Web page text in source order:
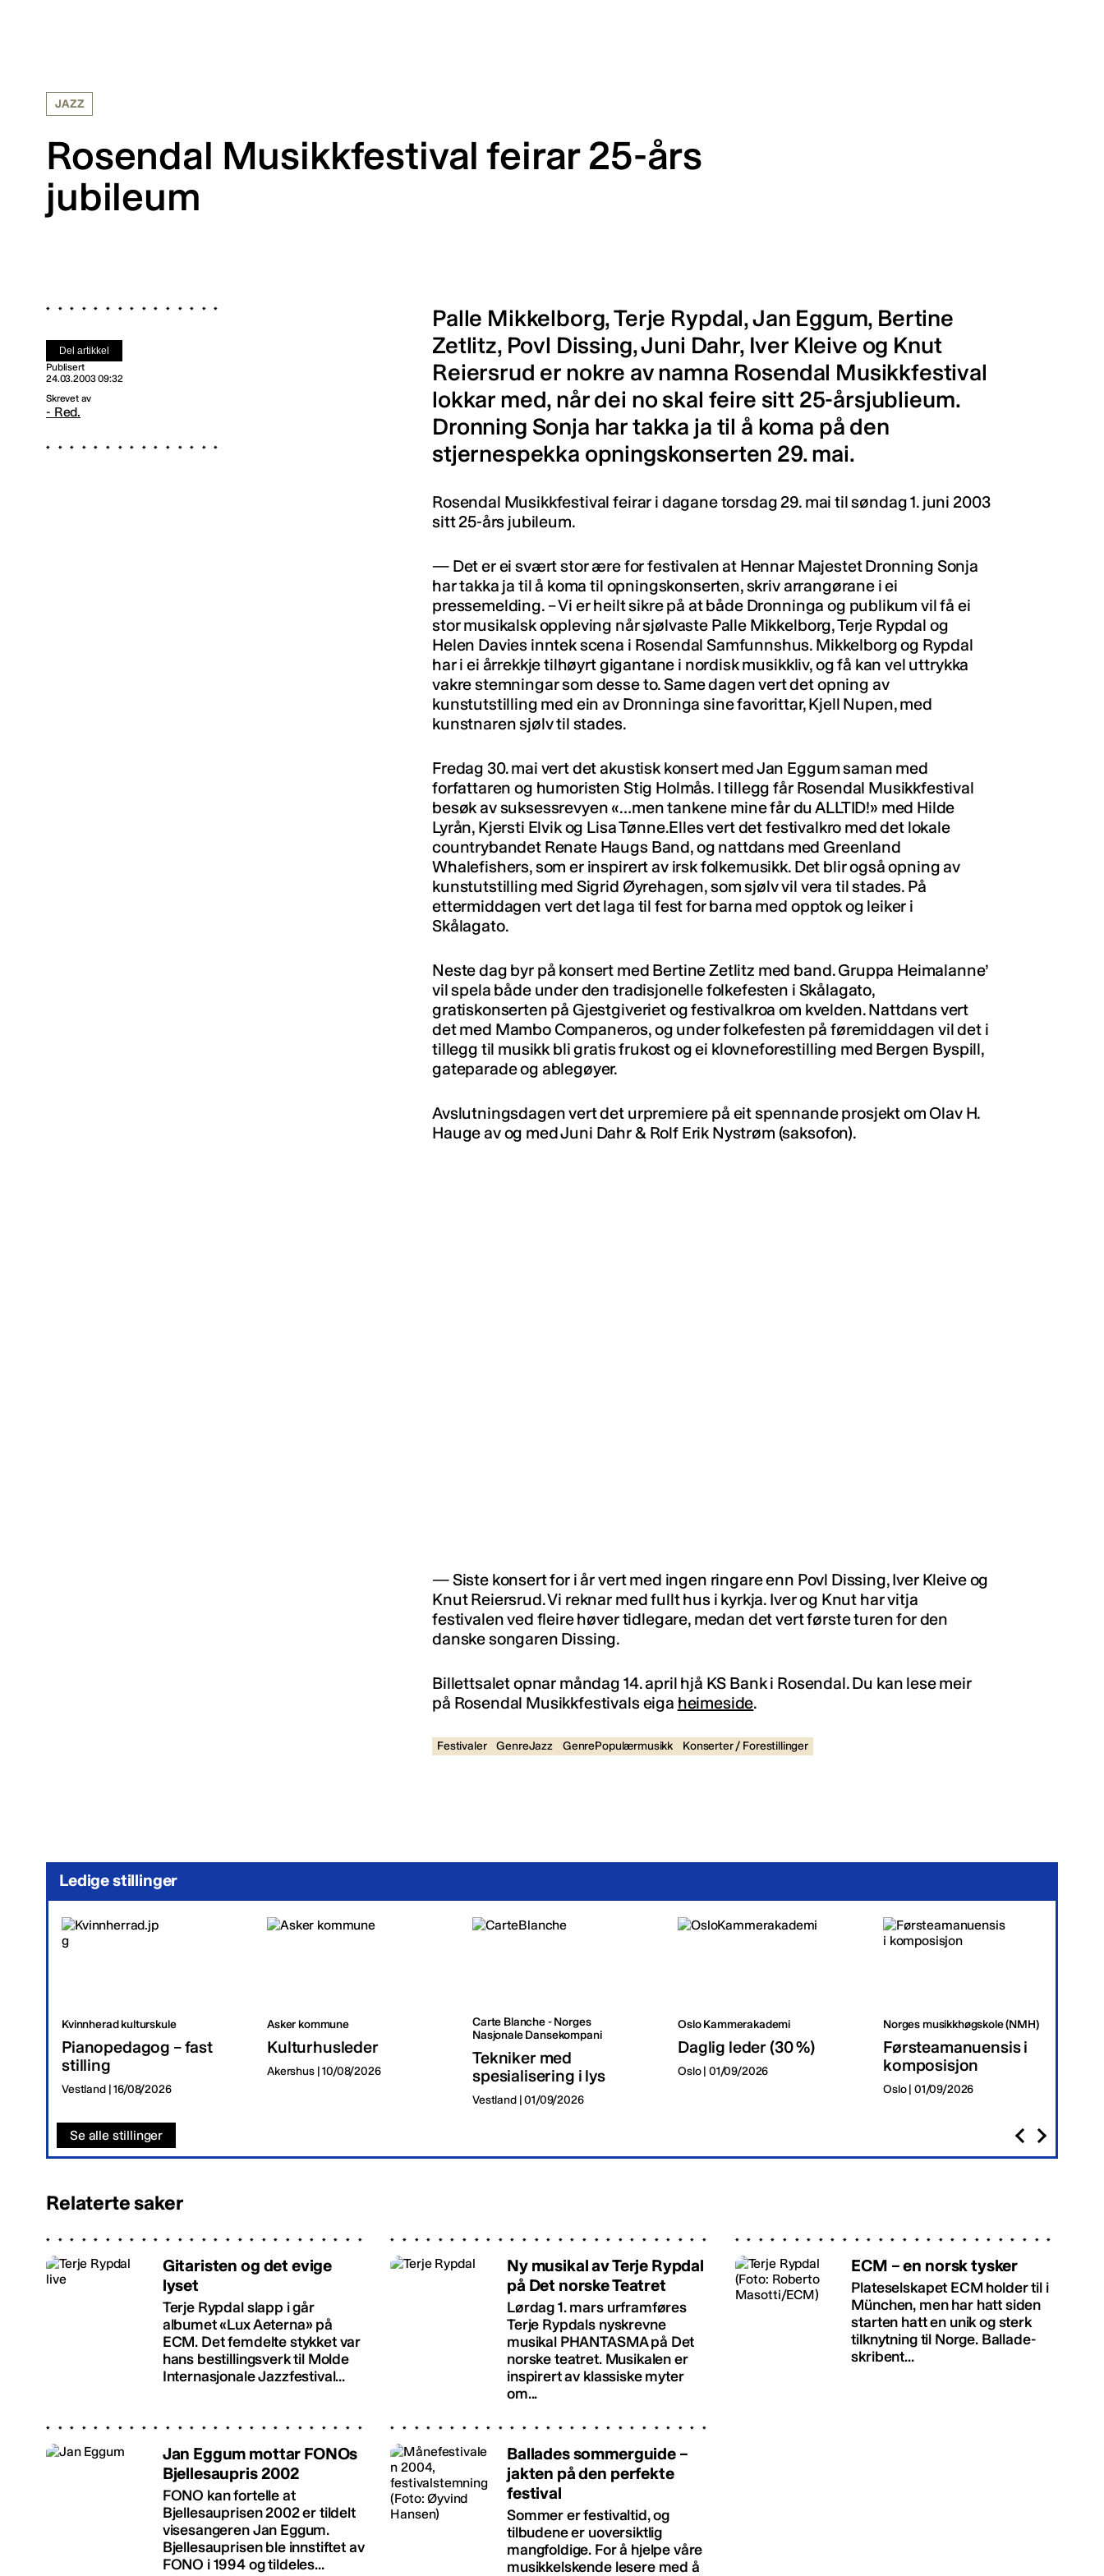
JAZZ
Rosendal Musikkfestival feirar 25-års
jubileum
Del artikkel
Publisert
24.03.2003 09:32
Skrevet av
- Red.
Palle Mikkelborg, Terje Rypdal, Jan Eggum, Bertine
Zetlitz, Povl Dissing, Juni Dahr, Iver Kleive og Knut
Reiersrud er nokre av namna Rosendal Musikkfestival
lokkar med, når dei no skal feire sitt 25-årsjublieum.
Dronning Sonja har takka ja til å koma på den
stjernespekka opningskonserten 29. mai.
Rosendal Musikkfestival feirar i dagane torsdag 29. mai til søndag 1. juni 2003
sitt 25-års jubileum.
— Det er ei svært stor ære for festivalen at Hennar Majestet Dronning Sonja
har takka ja til å koma til opningskonserten, skriv arrangørane i ei
pressemelding. – Vi er heilt sikre på at både Dronninga og publikum vil få ei
stor musikalsk oppleving når sjølvaste Palle Mikkelborg, Terje Rypdal og
Helen Davies inntek scena i Rosendal Samfunnshus. Mikkelborg og Rypdal
har i ei årrekkje tilhøyrt gigantane i nordisk musikkliv, og få kan vel uttrykka
vakre stemningar som desse to. Same dagen vert det opning av
kunstutstilling med ein av Dronninga sine favorittar, Kjell Nupen, med
kunstnaren sjølv til stades.
Fredag 30. mai vert det akustisk konsert med Jan Eggum saman med
forfattaren og humoristen Stig Holmås. I tillegg får Rosendal Musikkfestival
besøk av suksessrevyen «…men tankene mine får du ALLTID!» med Hilde
Lyrån, Kjersti Elvik og Lisa Tønne.Elles vert det festivalkro med det lokale
countrybandet Renate Haugs Band, og nattdans med Greenland
Whalefishers, som er inspirert av irsk folkemusikk. Det blir også opning av
kunstutstilling med Sigrid Øyrehagen, som sjølv vil vera til stades. På
ettermiddagen vert det laga til fest for barna med opptok og leiker i
Skålagato.
Neste dag byr på konsert med Bertine Zetlitz med band. Gruppa Heimalanne’
vil spela både under den tradisjonelle folkefesten i Skålagato,
gratiskonserten på Gjestgiveriet og festivalkroa om kvelden. Nattdans vert
det med Mambo Companeros, og under folkefesten på føremiddagen vil det i
tillegg til musikk bli gratis frukost og ei klovneforestilling med Bergen Byspill,
gateparade og ablegøyer.
Avslutningsdagen vert det urpremiere på eit spennande prosjekt om Olav H.
Hauge av og med Juni Dahr & Rolf Erik Nystrøm (saksofon).
— Siste konsert for i år vert med ingen ringare enn Povl Dissing, Iver Kleive og
Knut Reiersrud. Vi reknar med fullt hus i kyrkja. Iver og Knut har vitja
festivalen ved fleire høver tidlegare, medan det vert første turen for den
danske songaren Dissing.
Billettsalet opnar måndag 14. april hjå KS Bank i Rosendal. Du kan lese meir
på Rosendal Musikkfestivals eiga heimeside.
Festivaler GenreJazz GenrePopulærmusikk Konserter / Forestillinger
Ledige stillinger
Kvinnherad kulturskule
Pianopedagog – fast
stilling
Vestland | 16/08/2026
Asker kommune
Kulturhusleder
Akershus | 10/08/2026
Carte Blanche - Norges
Nasjonale Dansekompani
Tekniker med
spesialisering i lys
Vestland | 01/09/2026
Oslo Kammerakademi
Daglig leder (30 %)
Oslo | 01/09/2026
Norges musikkhøgskole (NMH)
Førsteamanuensis i
komposisjon
Oslo | 01/09/2026
Se alle stillinger
Relaterte saker
Gitaristen og det evige
lyset
Terje Rypdal slapp i går
albumet «Lux Aeterna» på
ECM. Det femdelte stykket var
hans bestillingsverk til Molde
Internasjonale Jazzfestival...
Ny musikal av Terje Rypdal
på Det norske Teatret
Lørdag 1. mars urframføres
Terje Rypdals nyskrevne
musikal PHANTASMA på Det
norske teatret. Musikalen er
inspirert av klassiske myter
om...
ECM – en norsk tysker
Plateselskapet ECM holder til i
München, men har hatt siden
starten hatt en unik og sterk
tilknytning til Norge. Ballade-
skribent...
Jan Eggum mottar FONOs
Bjellesaupris 2002
FONO kan fortelle at
Bjellesauprisen 2002 er tildelt
visesangeren Jan Eggum.
Bjellesauprisen ble innstiftet av
FONO i 1994 og tildeles...
Ballades sommerguide –
jakten på den perfekte
festival
Sommer er festivaltid, og
tilbudene er uoversiktlig
mangfoldige. For å hjelpe våre
musikkelskende lesere med å